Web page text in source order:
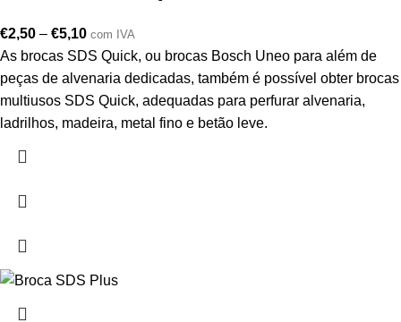
€2,50 – €5,10 com IVA
As brocas SDS Quick, ou brocas Bosch Uneo para além de
peças de alvenaria dedicadas, também é possível obter brocas
multiusos SDS Quick, adequadas para perfurar alvenaria,
ladrilhos, madeira, metal fino e betão leve.